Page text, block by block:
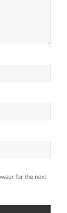
for the next